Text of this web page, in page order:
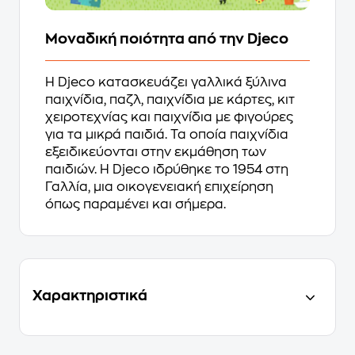
Μοναδική ποιότητα από την Djeco
Η Djeco κατασκευάζει γαλλικά ξύλινα
παιχνίδια, παζλ, παιχνίδια με κάρτες, κιτ
χειροτεχνίας και παιχνίδια με φιγούρες
για τα μικρά παιδιά. Τα οποία παιχνίδια
εξειδικεύονται στην εκμάθηση των
παιδιών. Η Djeco ιδρύθηκε το 1954 στη
Γαλλία, μια οικογενειακή επιχείρηση
όπως παραμένει και σήμερα.
Χαρακτηριστικά